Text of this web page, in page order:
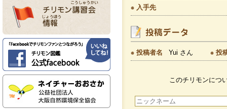
入手先
投稿者名 Yui さん 投
このチリモンにつ